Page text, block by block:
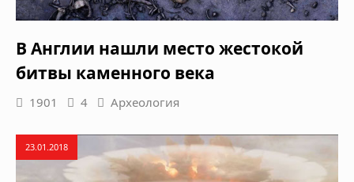
В Англии нашли место жестокой
битвы каменного века
1901 4 Археология
23.01.2018